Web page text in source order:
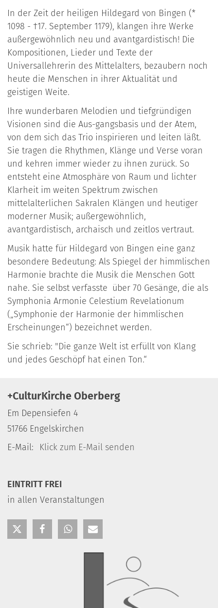
In der Zeit der heiligen Hildegard von Bingen (*
1098 - †17. September 1179), klangen ihre Werke
außergewöhnlich neu und avantgardistisch! Die
Kompositionen, Lieder und Texte der
Universallehrerin des Mittelalters, bezaubern noch
heute die Menschen in ihrer Aktualität und
geistigen Weite.
Ihre wunderbaren Melodien und tiefgründigen
Visionen sind die Aus-gangsbasis und der Atem,
von dem sich das Trio inspirieren und leiten läßt.
Sie tragen die Rhythmen, Klänge und Verse voran
und kehren immer wieder zu ihnen zurück. So
entsteht eine Atmosphäre von Raum und lichter
Klarheit im weiten Spektrum zwischen
mittelalterlichen Sakralen Klängen und heutiger
moderner Musik; außergewöhnlich,
avantgardistisch, archaisch und zeitlos vertraut.
Musik hatte für Hildegard von Bingen eine ganz
besondere Bedeutung: Als Spiegel der himmlischen
Harmonie brachte die Musik die Menschen Gott
nahe. Sie selbst verfasste über 70 Gesänge, die als
Symphonia Armonie Celestium Revelationum
(„Symphonie der Harmonie der himmlischen
Erscheinungen“) bezeichnet werden.
Sie schrieb: "Die ganze Welt ist erfüllt von Klang
und jedes Geschöpf hat einen Ton.“
+CulturKirche Oberberg
Em Depensiefen 4
51766 Engelskirchen
E-Mail:
Klick zum E-Mail senden
EINTRITT FREI
in allen Veranstaltungen